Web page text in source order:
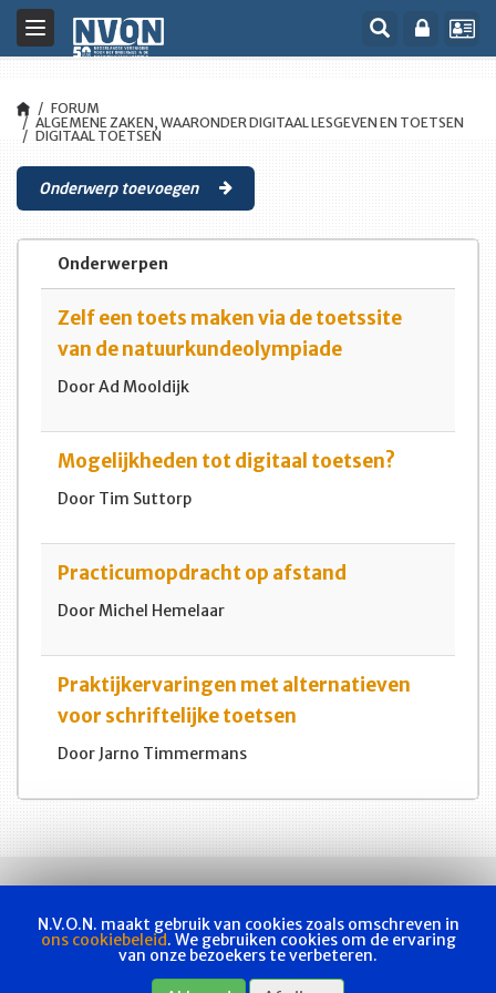
Toggle
navigation
FORUM
ALGEMENE ZAKEN, WAARONDER DIGITAAL LESGEVEN EN TOETSEN
DIGITAAL TOETSEN
Onderwerp toevoegen
Onderwerpen
Zelf een toets maken via de toetssite
van de natuurkundeolympiade
Door Ad Mooldijk
Mogelijkheden tot digitaal toetsen?
Door Tim Suttorp
Practicumopdracht op afstand
Door Michel Hemelaar
Praktijkervaringen met alternatieven
voor schriftelijke toetsen
Door Jarno Timmermans
Actueel Les & examen Bladen
N.V.O.N. maakt gebruik van cookies zoals omschreven in
ons cookiebeleid. We gebruiken cookies om de ervaring
van onze bezoekers te verbeteren.